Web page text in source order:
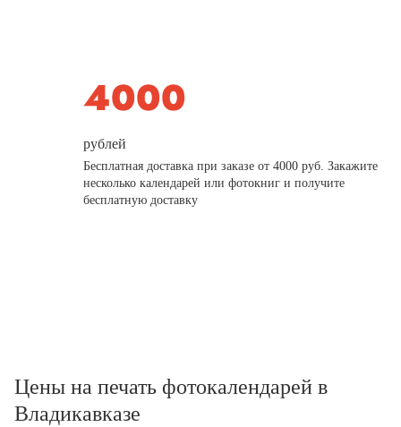
рублей
Бесплатная доставка при заказе от 4000 руб. Закажите
несколько календарей или фотокниг и получите
бесплатную доставку
Цены на печать фотокалендарей в
Владикавказе